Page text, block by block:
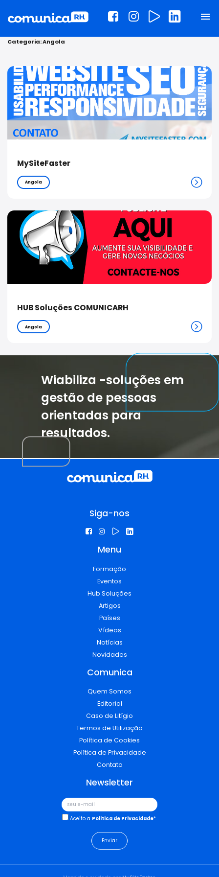
Categoria:Angola
MySiteFaster
Angola
HUB Soluções COMUNICARH
Angola
Wiabiliza -soluções em
gestão de pessoas
orientadas para
resultados.
Siga-nos
Menu
Formação
Eventos
Hub Soluções
Artigos
Países
Vídeos
Notícias
Novidades
Comunica
Quem Somos
Editorial
Caso de Litígio
Termos de Utilização
Política de Cookies
Política de Privacidade
Contato
Newsletter
Aceito a Politica de Privacidade*.